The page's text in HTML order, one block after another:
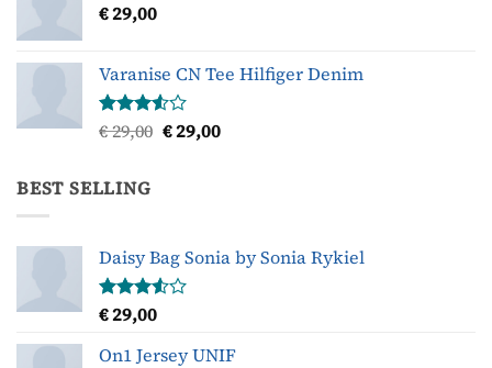
€29,00
Varanise CN Tee Hilfiger Denim
Gewaardeerd
uit
€29,00 Oorspronkelijke
€29,00Huidige
BEST SELLING
Daisy Bag Sonia by Sonia Rykiel
Gewaardeerd
uit
5
€29,00
On1 Jersey UNIF